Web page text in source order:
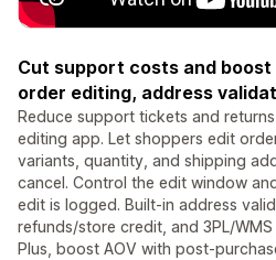
Cut support costs and
order editing, address
Reduce support tickets and
editing app. Let shoppers edit
variants, quantity, and shipping
cancel. Control the edit window
edit is logged. Built-in address
refunds/store credit, and 3PL/
Plus, boost AOV with post-